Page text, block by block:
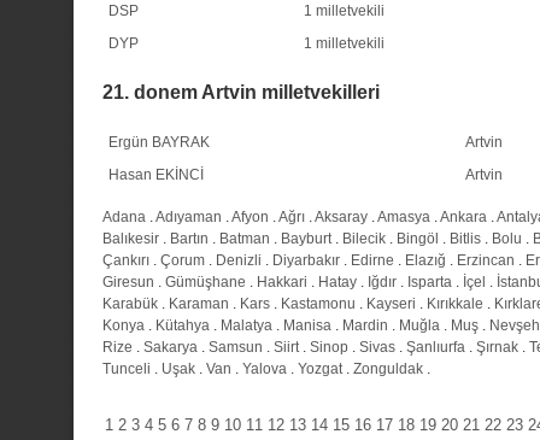
DSP
1 milletvekili
DYP
1 milletvekili
21. donem Artvin milletvekilleri
Ergün BAYRAK
Artvin
Hasan EKİNCİ
Artvin
Adana .Adıyaman .Afyon .Ağrı .Aksaray .Amasya .Ankara .
Balıkesir . Bartın . Batman . Bayburt. Bilecik . Bingöl . Bitlis . Bolu .
Çankırı . Çorum . Denizli . Diyarbakır . Edirne . Elazığ . Erzincan .
Giresun . Gümüşhane . Hakkari . Hatay . Iğdır . Isparta . İçel .
Karabük . Karaman . Kars . Kastamonu . Kayseri . Kırıkkale .
Konya . Kütahya . Malatya . Manisa . Mardin . Muğla . Muş .
Rize . Sakarya . Samsun . Siirt. Sinop . Sivas . Şanlıurfa . Şırnak .
Tunceli . Uşak . Van . Yalova . Yozgat. Zonguldak .
1 2 3 4 5 6 7 8 9 10 11 12 13 14 15 16 17 18 19 20 21 22 23